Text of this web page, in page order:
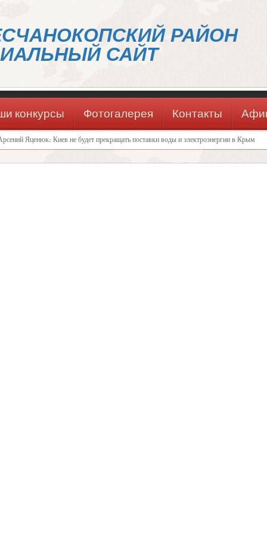
РАЙОН
САЙТ
конкурсы Фотогалерея Контакты
Яценюк: Киев не будет прекращать поставки воды и электроэнергии в Крым